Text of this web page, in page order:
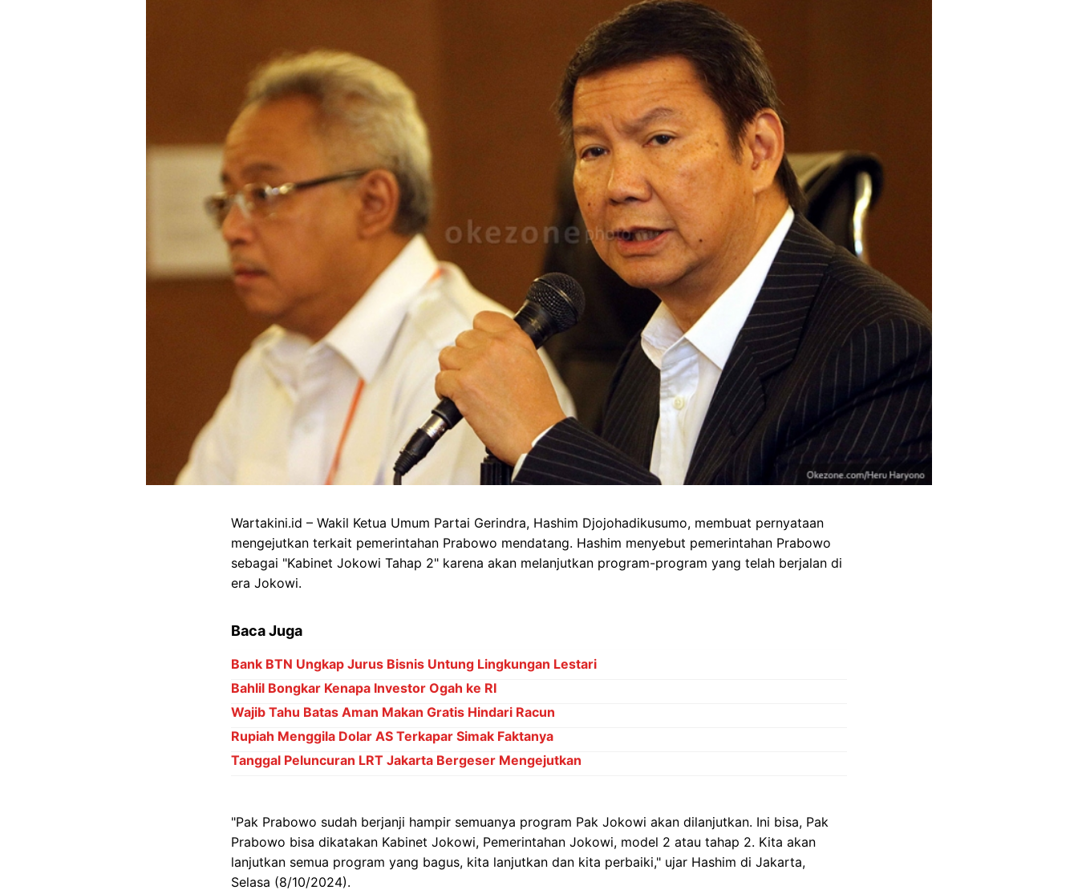
Wartakini.id – Wakil Ketua Umum Partai Gerindra, Hashim Djojohadikusumo, membuat pernyataan
mengejutkan terkait pemerintahan Prabowo mendatang. Hashim menyebut pemerintahan Prabowo
sebagai "Kabinet Jokowi Tahap 2" karena akan melanjutkan program-program yang telah berjalan di
era Jokowi.
Baca Juga
Bank BTN Ungkap Jurus Bisnis Untung Lingkungan Lestari
Bahlil Bongkar Kenapa Investor Ogah ke RI
Wajib Tahu Batas Aman Makan Gratis Hindari Racun
Rupiah Menggila Dolar AS Terkapar Simak Faktanya
Tanggal Peluncuran LRT Jakarta Bergeser Mengejutkan
"Pak Prabowo sudah berjanji hampir semuanya program Pak Jokowi akan dilanjutkan. Ini bisa, Pak
Prabowo bisa dikatakan Kabinet Jokowi, Pemerintahan Jokowi, model 2 atau tahap 2. Kita akan
lanjutkan semua program yang bagus, kita lanjutkan dan kita perbaiki," ujar Hashim di Jakarta,
Selasa (8/10/2024).